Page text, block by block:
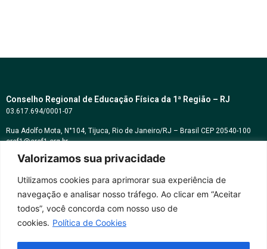
Valorizamos sua privacidade
Utilizamos cookies para aprimorar sua experiência de
navegação e analisar nosso tráfego. Ao clicar em “Aceitar
todos”, você concorda com nosso uso de
cookies. Política de Cookies
Conselho Regional de Educação Física da 1ª Região – RJ
03.617.694/0001-07
Rua Adolfo Mota, N°104, Tijuca, Rio de Janeiro/RJ – Brasil CEP 20540-100
cref1@cref1.org.br
Assessoria de comunicação:
Horários de atendimento:
Whatsapp: (21) 2569-2398